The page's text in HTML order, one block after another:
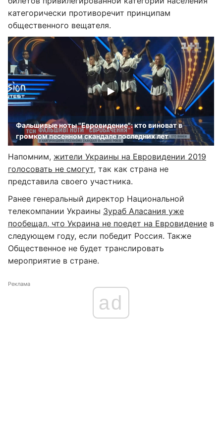
категорически противоречит принципам
общественного вещателя.
Фальшивые ноты "Евровидение": кто виноват в
громком песенном скандале последних лет
Напомним, жители Украины на Евровидении 2019
голосовать не смогут, так как страна не
представила своего участника.
Ранее генеральный директор Национальной
телекомпании Украины Зураб Аласания уже
пообещал, что Украина не поедет на Евровидение в
следующем году, если победит Россия. Также
Общественное не будет транслировать
мероприятие в стране.
Реклама
ad